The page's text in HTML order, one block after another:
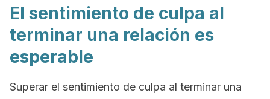
El sentimiento de culpa al
terminar una relación es
esperable
Superar el sentimiento de culpa al terminar una